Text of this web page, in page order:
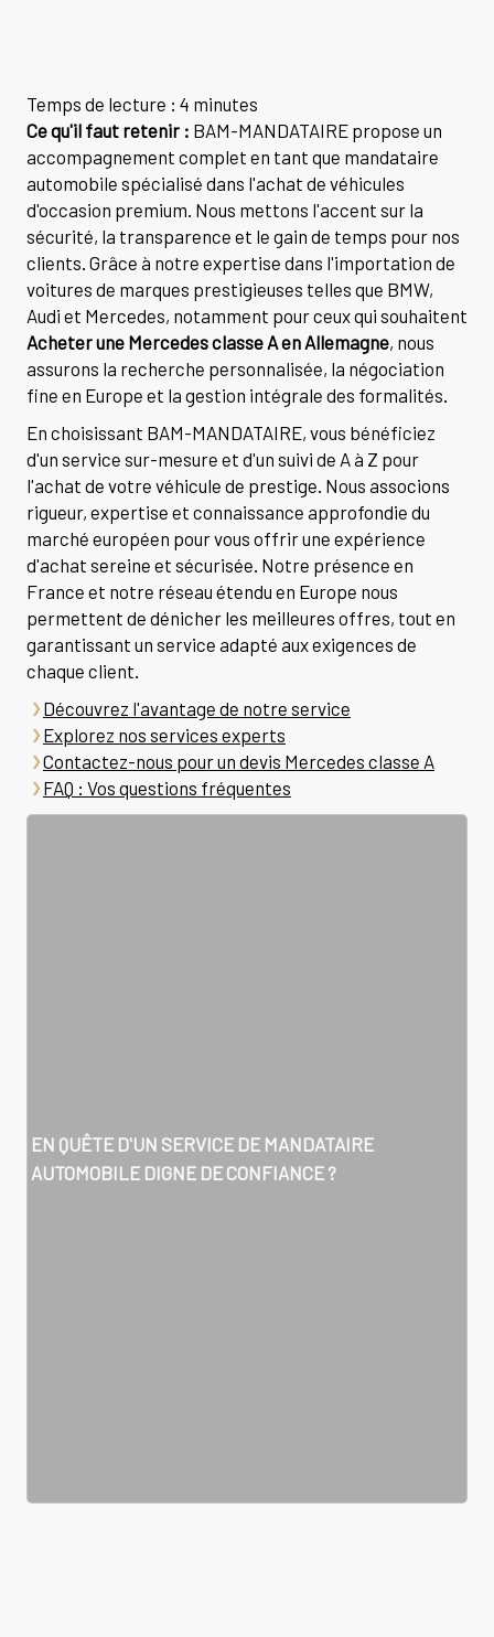
Temps de lecture : 4 minutes
Ce qu'il faut retenir : BAM-MANDATAIRE propose un
accompagnement complet en tant que mandataire
automobile spécialisé dans l'achat de véhicules
d'occasion premium. Nous mettons l'accent sur la
sécurité, la transparence et le gain de temps pour nos
clients. Grâce à notre expertise dans l'importation de
voitures de marques prestigieuses telles que BMW,
Audi et Mercedes, notamment pour ceux qui souhaitent
Acheter une Mercedes classe A en Allemagne, nous
assurons la recherche personnalisée, la négociation
fine en Europe et la gestion intégrale des formalités.
En choisissant BAM-MANDATAIRE, vous bénéficiez
d'un service sur-mesure et d'un suivi de A à Z pour
l'achat de votre véhicule de prestige. Nous associons
rigueur, expertise et connaissance approfondie du
marché européen pour vous offrir une expérience
d'achat sereine et sécurisée. Notre présence en
France et notre réseau étendu en Europe nous
permettent de dénicher les meilleures offres, tout en
garantissant un service adapté aux exigences de
chaque client.
Découvrez l'avantage de notre service
Explorez nos services experts
Contactez-nous pour un devis Mercedes classe A
FAQ : Vos questions fréquentes
EN QUÊTE D'UN SERVICE DE MANDATAIRE
AUTOMOBILE DIGNE DE CONFIANCE ?